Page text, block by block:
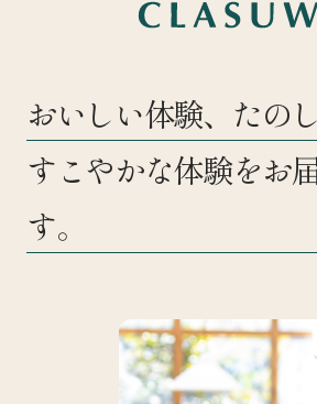
おいしい体験、たの
すこやかな体験をお
す。